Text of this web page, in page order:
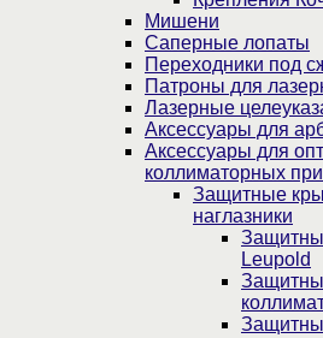
Мишени
Саперные лопаты
Переходники под
Патроны для
Лазерные
Аксессуары для
Аксессуары для
коллиматорных
Защитные
наглазники
Leupold